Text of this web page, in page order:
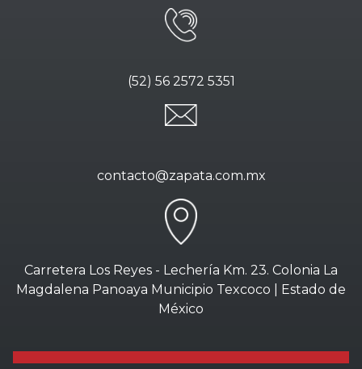
(52) 56 2572 5351
contacto@zapata.com.mx
Carretera Los Reyes - Lechería Km. 23. Colonia La
Magdalena Panoaya Municipio Texcoco | Estado de
México